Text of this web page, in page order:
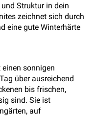
Struktur in dein
zeichnet sich durch
eine gute Winterhärte
sonnigen
über ausreichend
bis frischen,
sind. Sie ist
auf